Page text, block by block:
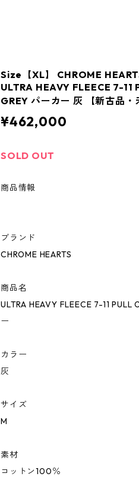
Size【XL】 CHROME
ULTRA HEAVY FLEECE 7-11
GREY パーカー 灰 【新古品
¥462,000
SOLD OUT
商品情報
ブランド
CHROME HEARTS
商品名
ULTRA HEAVY FLEECE 7-11 PULL
ー
カラー
灰
サイズ
M
素材
コットン100％